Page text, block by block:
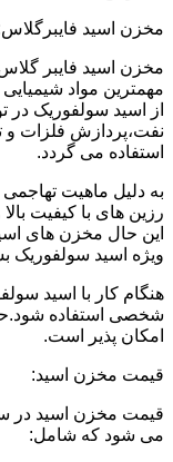
مخزن اسید
مخزن اسید فایبر
مهمترین مواد
از اسید سولفوریک در
نفت،پردازش فلزات و
استفاده می گردد.
به دلیل ماهیت
رزین های با کیفیت
این حال مخزن های
ویژه اسید سولفوریک
هنگام کار با اسید
شخصی استفاده
امکان پذیر است.
قیمت مخزن اسید:
قیمت مخزن اسید در
می شود که شامل: